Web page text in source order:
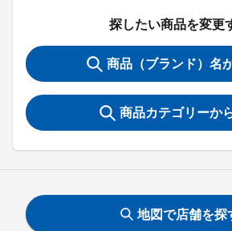
探したい商品を変更
商品（ブランド）名
商品カテゴリーか
地図で店舗を探